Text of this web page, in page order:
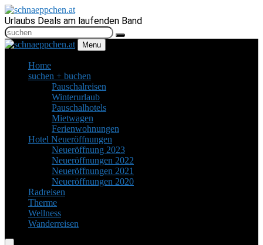
Urlaubs Deals am laufenden Band
Menu
Home
suchen + buchen
Pauschalreisen
Winterurlaub
Pauschalhotels
Mietwagen
Ferienwohnungen
Hotel Neueröffnungen
Neueröffnung 2023
Neueröffnungen 2022
Neueröffnungen 2021
Neueröffnungen 2020
Radreisen
Therme
Wellness
Wanderreisen